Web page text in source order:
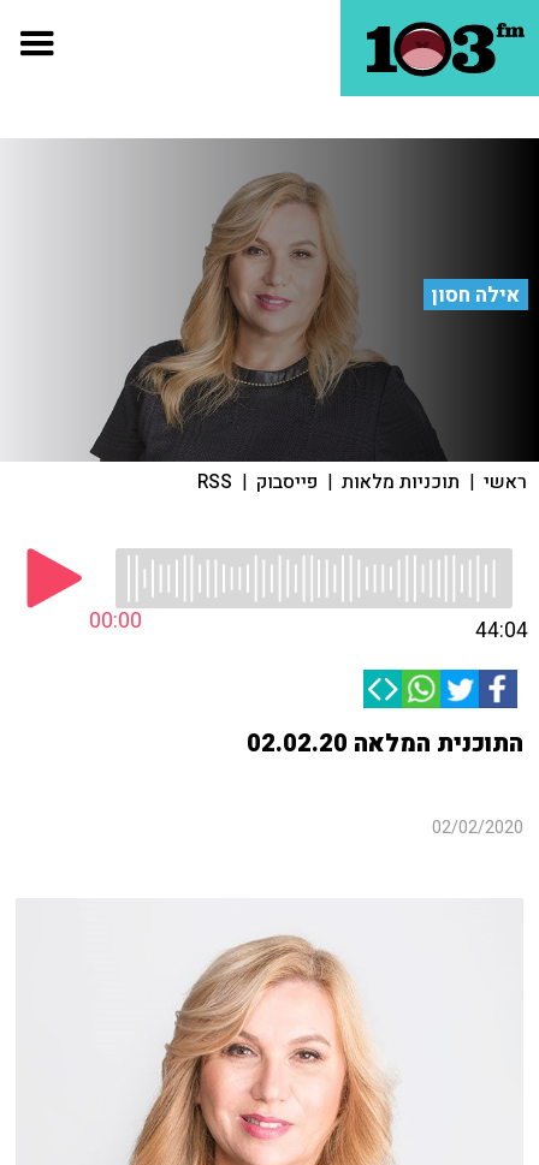
אילה חסון
ראשי | תוכניות מלאות | פייסבוק |
RSS
00:00 44:04
התוכנית המלאה 02.02.20
02/02/2020